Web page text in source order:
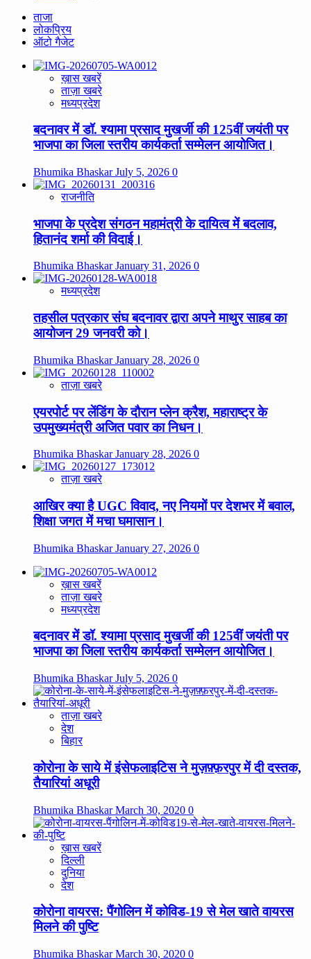
ताजा
लोकप्रिय
ऑटो गैजेट
ख़ास खबरें
ताज़ा खबरे
मध्यप्रदेश
बदनावर में डॉ. श्यामा प्रसाद मुखर्जी की 125वीं जयंती पर
भाजपा का जिला स्तरीय कार्यकर्ता सम्मेलन आयोजित।
Bhumika BhaskarJuly 5, 2026 0
राजनीति
भाजपा के प्रदेश संगठन महामंत्री के दायित्व में बदलाव,
हितानंद शर्मा की विदाई।
Bhumika BhaskarJanuary 31, 2026 0
मध्यप्रदेश
तहसील पत्रकार संघ बदनावर द्वारा अपने माथुर साहब का
आयोजन 29 जनवरी को।
Bhumika BhaskarJanuary 28, 2026 0
ताज़ा खबरे
एयरपोर्ट पर लेंडिंग के दौरान प्लेन क्रैश, महाराष्ट्र के
उपमुख्यमंत्री अजित पवार का निधन।
Bhumika BhaskarJanuary 28, 2026 0
ताज़ा खबरे
आखिर क्या है UGC विवाद, नए नियमों पर देशभर में बवाल,
शिक्षा जगत में मचा घमासान।
Bhumika BhaskarJanuary 27, 2026 0
ख़ास खबरें
ताज़ा खबरे
मध्यप्रदेश
बदनावर में डॉ. श्यामा प्रसाद मुखर्जी की 125वीं जयंती पर
भाजपा का जिला स्तरीय कार्यकर्ता सम्मेलन आयोजित।
Bhumika BhaskarJuly 5, 2026 0
ताज़ा खबरे
देश
बिहार
कोरोना के साये में इंसेफलाइटिस ने मुज़फ़्फ़रपुर में दी दस्तक,
तैयारियां अधूरी
Bhumika BhaskarMarch 30, 2020 0
ख़ास खबरें
दिल्ली
दुनिया
देश
कोरोना वायरस: पैंगोलिन में कोविड-19 से मेल खाते वायरस
मिलने की पुष्टि
Bhumika BhaskarMarch 30, 2020 0